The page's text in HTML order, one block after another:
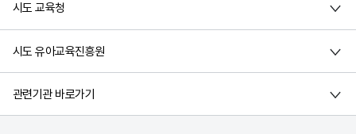
시도 교육청
시도 유아교육진흥원
관련기관 바로가기